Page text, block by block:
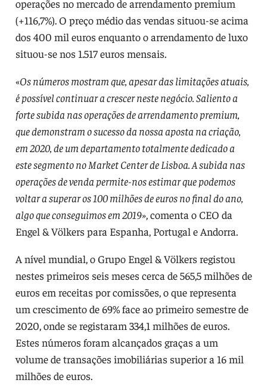
operações no mercado de arrendamento premium
(+116,7%). O preço médio das vendas situou-se acima
dos 400 mil euros enquanto o arrendamento de luxo
situou-se nos 1.517 euros mensais.
«Os números mostram que, apesar das limitações atuais,
é possível continuar a crescer neste negócio. Saliento a
forte subida nas operações de arrendamento premium,
que demonstram o sucesso da nossa aposta na criação,
em 2020, de um departamento totalmente dedicado a
este segmento no Market Center de Lisboa. A subida nas
operações de venda permite-nos estimar que podemos
voltar a superar os 100 milhões de euros no final do ano,
algo que conseguimos em 2019», comenta o CEO da
Engel & Völkers para Espanha, Portugal e Andorra.
A nível mundial, o Grupo Engel & Völkers registou
nestes primeiros seis meses cerca de 565,5 milhões de
euros em receitas por comissões, o que representa
um crescimento de 69% face ao primeiro semestre de
2020, onde se registaram 334,1 milhões de euros.
Estes números foram alcançados graças a um
volume de transações imobiliárias superior a 16 mil
milhões de euros.